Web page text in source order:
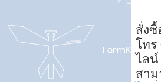
สั่งซื้
โทร
ไลน์
สาม